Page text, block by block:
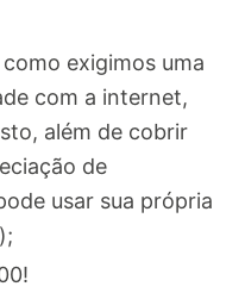
exigimos uma
com a internet,
além de cobrir
de
usar sua própria